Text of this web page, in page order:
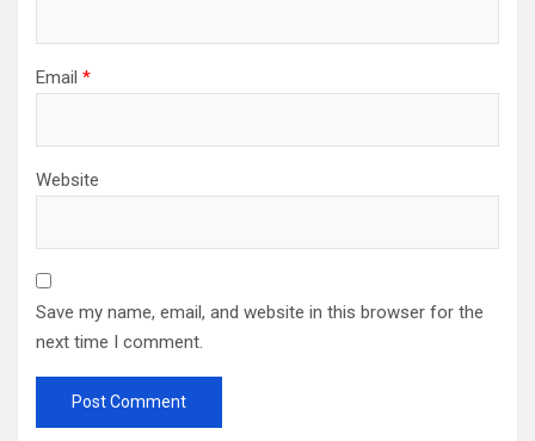
Email *
Website
Save my name, email, and website in this browser for the
next time I comment.